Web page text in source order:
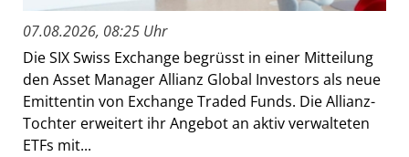
07.08.2026, 08:25 Uhr
Die SIX Swiss Exchange begrüsst in einer Mitteilung
den Asset Manager Allianz Global Investors als neue
Emittentin von Exchange Traded Funds. Die Allianz-
Tochter erweitert ihr Angebot an aktiv verwalteten
ETFs mit...